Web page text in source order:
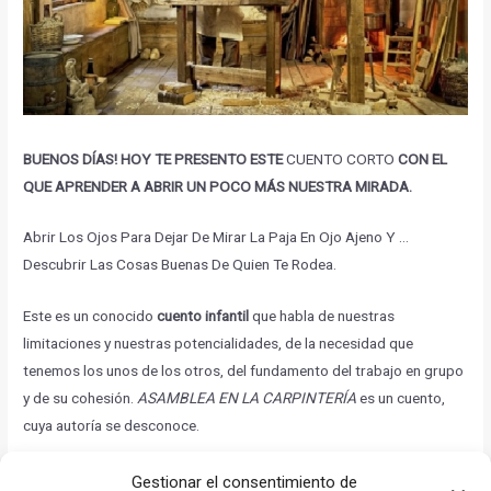
Gestionar el consentimiento de
BUENOS DÍAS! HOY TE PRESENTO ESTECUENTO CORTOCON EL
QUE APRENDER A ABRIR UN POCO MÁS NUESTRA MIRADA.
Abrir Los Ojos Para Dejar De Mirar La Paja En Ojo Ajeno Y …
Descubrir Las Cosas Buenas De Quien Te Rodea.
Este es un conocidocuento infantilque habla de nuestras
limitaciones y nuestras potencialidades, de la necesidad que
tenemos los unos de los otros, del fundamento del trabajo en grupo
y de su cohesión.ASAMBLEA EN LA CARPINTERÍAes un cuento,
cuya autoría se desconoce.
Que tengas un gran día. Si te gusta esta forma de despertar, no